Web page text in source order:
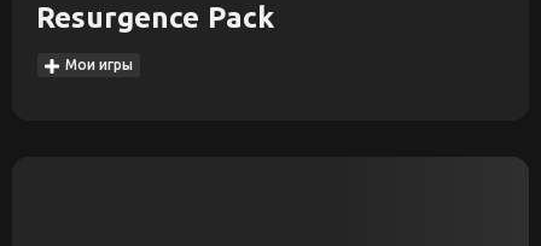
Resurgence Pack
Мои игры